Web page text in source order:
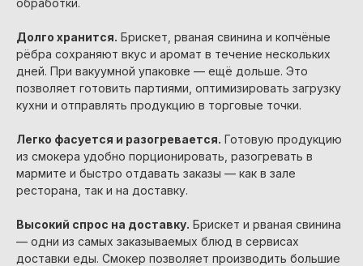
Долго хранится. Брискет, рваная свинина и копчёные
рёбра сохраняют вкус и аромат в течение нескольких
дней. При вакуумной упаковке — ещё дольше. Это
позволяет готовить партиями, оптимизировать загрузку
кухни и отправлять продукцию в торговые точки.
Легко фасуется и разогревается. Готовую продукцию
из смокера удобно порционировать, разогревать в
мармите и быстро отдавать заказы — как в зале
ресторана, так и на доставку.
Высокий спрос на доставку. Брискет и рваная свинина
— одни из самых заказываемых блюд в сервисах
доставки еды. Смокер позволяет производить большие